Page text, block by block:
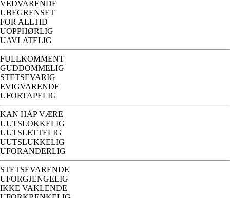
VEDVARENDE
UBEGRENSET
FOR ALLTID
UOPPHØRLIG
UAVLATELIG
FULLKOMMENT
GUDDOMMELIG
STETSEVARIG
EVIGVARENDE
UFORTAPELIG
KAN HÅP VÆRE
UUTSLOKKELIG
UUTSLETTELIG
UUTSLUKKELIG
UFORANDERLIG
STETSEVARENDE
UFORGJENGELIG
IKKE VAKLENDE